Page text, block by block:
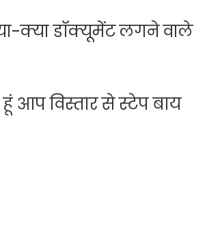
क्या डॉक्यूमेंट लगने वाले
आप विस्तार से स्टेप बाय